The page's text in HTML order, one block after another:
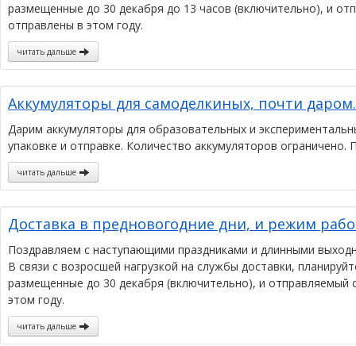
размещенные до 30 декабря до 13 часов (включительно), и
отправлены в этом году.
читать дальше
Аккумуляторы для самоделкиных, почти даром.
Дарим аккумуляторы для образовательных и
упаковке и отправке. Количество аккумуляторов ограничено.
читать дальше
Доставка в предновогодние дни, и режим
Поздравляем с наступающими праздниками и длинными
В связи с возросшей нагрузкой на службы доставки,
размещенные до 30 декабря (включительно), и отправляемый
этом году.
читать дальше